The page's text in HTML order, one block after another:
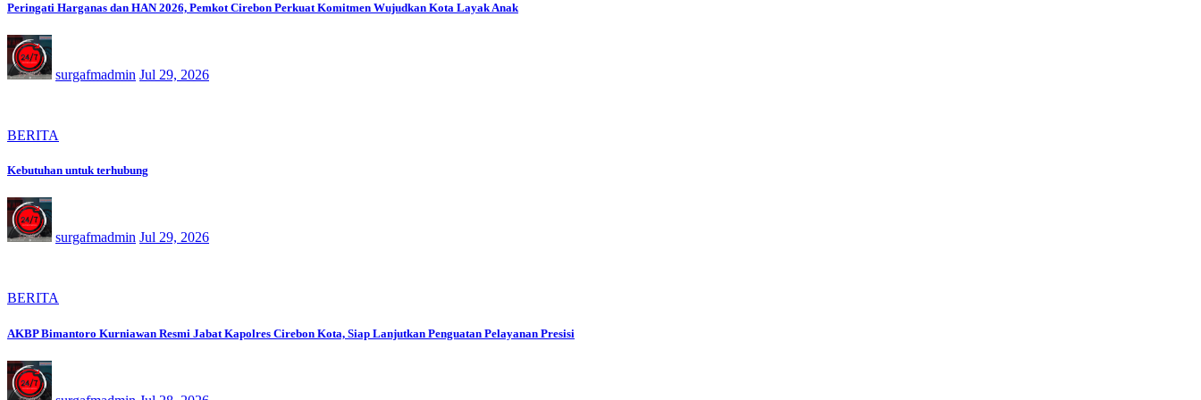
Peringati Harganas dan HAN 2026, Pemkot Cirebon Perkuat Komitmen Wujudkan Kota Layak Anak
surgafmadmin Jul 29, 2026
BERITA
Kebutuhan untuk terhubung
surgafmadmin Jul 29, 2026
BERITA
AKBP Bimantoro Kurniawan Resmi Jabat Kapolres Cirebon Kota, Siap Lanjutkan Penguatan Pelayanan Presisi